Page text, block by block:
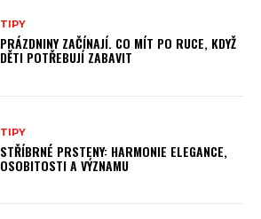
TIPY
PRÁZDNINY ZAČÍNAJÍ. CO MÍT PO RUCE, KDYŽ
DĚTI POTŘEBUJÍ ZABAVIT
TIPY
STŘÍBRNÉ PRSTENY: HARMONIE ELEGANCE,
OSOBITOSTI A VÝZNAMU